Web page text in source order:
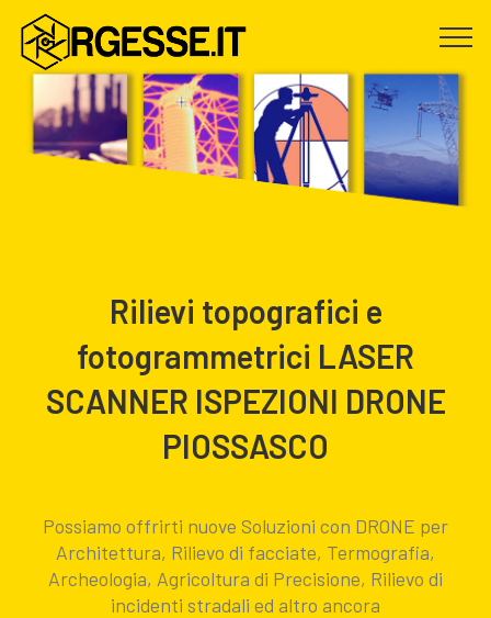
Rilievi topografici e
fotogrammetrici LASER
SCANNER ISPEZIONI DRONE
PIOSSASCO
Possiamo offrirti nuove Soluzioni con DRONE per
Architettura, Rilievo di facciate, Termografia,
Archeologia, Agricoltura di Precisione, Rilievo di
incidenti stradali ed altro ancora